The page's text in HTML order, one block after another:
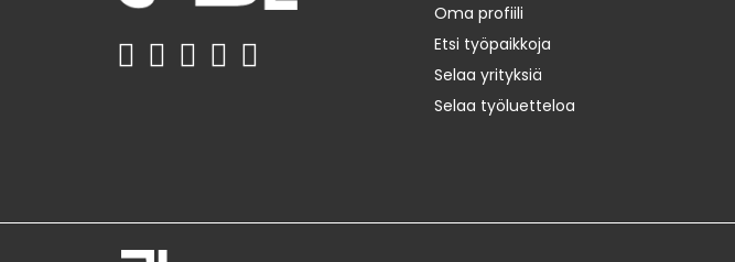
Oma profiili
Etsi työpaikkoja
Selaa yrityksiä
Selaa työluetteloa